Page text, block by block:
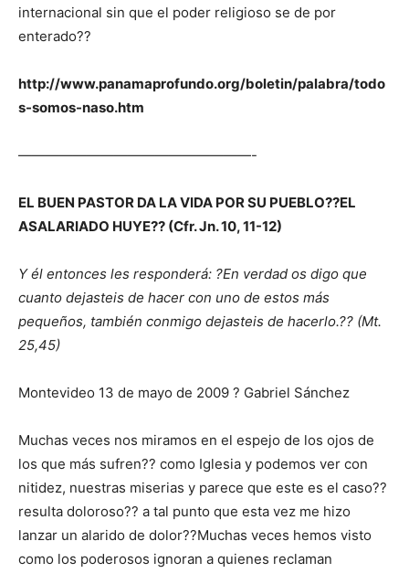
internacional sin que el poder religioso se de por
enterado??
http://www.panamaprofundo.org/boletin/palabra/todo
s-somos-naso.htm
—————————————————-
EL BUEN PASTOR DA LA VIDA POR SU PUEBLO??EL
ASALARIADO HUYE?? (Cfr. Jn. 10, 11-12)
Y él entonces les responderá: ?En verdad os digo que
cuanto dejasteis de hacer con uno de estos más
pequeños, también conmigo dejasteis de hacerlo.?? (Mt.
25,45)
Montevideo 13 de mayo de 2009 ? Gabriel Sánchez
Muchas veces nos miramos en el espejo de los ojos de
los que más sufren?? como Iglesia y podemos ver con
nitidez, nuestras miserias y parece que este es el caso??
resulta doloroso?? a tal punto que esta vez me hizo
lanzar un alarido de dolor??Muchas veces hemos visto
como los poderosos ignoran a quienes reclaman